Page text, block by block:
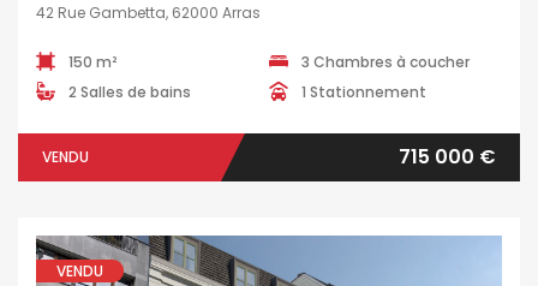
42 Rue Gambetta, 62000 Arras
150 m²
3 Chambres à coucher
2 Salles de bains
1 Stationnement
VENDU 715 000 €
VENDU